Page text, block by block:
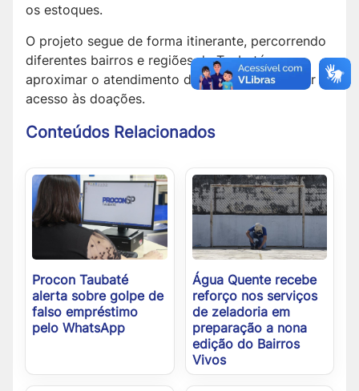
os estoques.
O projeto segue de forma itinerante, percorrendo
diferentes bairros e regiões de Taubaté para
aproximar o atendimento das famílias e ampliar o
acesso às doações.
Conteúdos Relacionados
Procon Taubaté
alerta sobre golpe de
falso empréstimo
pelo WhatsApp
Água Quente recebe
reforço nos serviços
de zeladoria em
preparação a nona
edição do Bairros
Vivos